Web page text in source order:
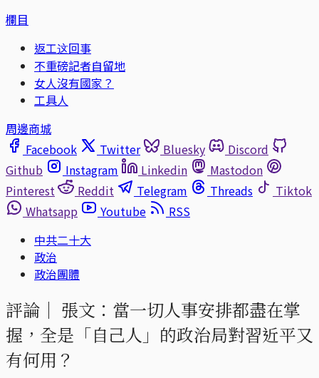
欄目
返工这回事
不重磅記者自留地
女人沒有國家？
工具人
周邊商城
Facebook
Twitter Bluesky
Discord
Github
Instagram Linkedin
Mastodon
Pinterest
Reddit Telegram Threads
Tiktok
Whatsapp
Youtube
RSS
中共二十大
政治
政治團體
評論｜ 張文：當一切人事安排都盡在掌
握，全是「自己人」的政治局對習近平又
有何用？